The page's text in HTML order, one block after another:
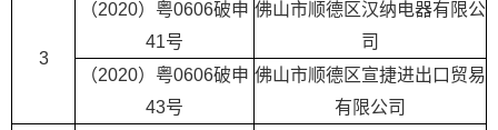
3
（2020）粤0606破申
41号
佛山市顺德区汉纳电器有限公
司
（2020）粤0606破申
43号
佛山市顺德区宣捷进出口贸易
有限公司